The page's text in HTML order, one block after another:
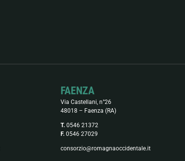
FAENZA
Via Castellani, n°26
48018 – Faenza (RA)
T.0546 21372
F.0546 27029
consorzio@romagnaoccidentale.it